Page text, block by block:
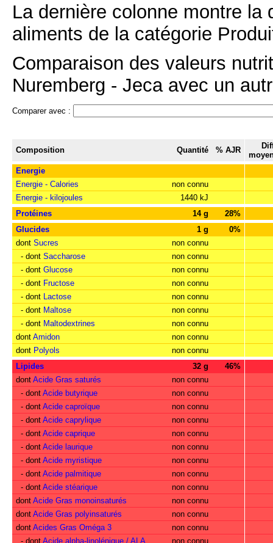
La dernière colonne montre
aliments de la catégorie
Comparaison des valeurs
Nuremberg - Jeca avec un
Comparer avec :
Composition Quantité % AJR
Energie
Energie - Calories
non connu
Energie - kilojoules
1440 kJ
Protéines
14 g
28%
Glucides
1 g
0%
dont Sucres
non connu
- dont Saccharose
non connu
- dont Glucose
non connu
- dont Fructose
non connu
- dont Lactose
non connu
- dont Maltose
non connu
- dont Maltodextrines
non connu
dont Amidon
non connu
dont Polyols
non connu
Lipides
32 g
46%
dont Acide Gras saturés
non connu
- dont Acide butyrique
non connu
- dont Acide caproïque
non connu
- dont Acide caprylique
non connu
- dont Acide caprique
non connu
- dont Acide laurique
non connu
- dont Acide myristique
non connu
- dont Acide palmitique
non connu
- dont Acide stéarique
non connu
dont Acide Gras monoinsaturés
non connu
dont Acide Gras polyinsaturés
non connu
dont Acides Gras Oméga 3
non connu
- dont Acide alpha-linolénique / ALA non connu